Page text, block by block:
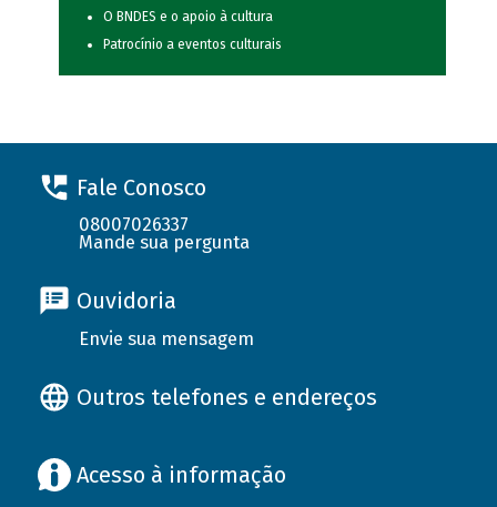
O BNDES e o apoio à cultura
Patrocínio a eventos culturais
Fale Conosco
08007026337
Mande sua pergunta
Ouvidoria
Envie sua mensagem
Outros telefones e endereços
Acesso à informação